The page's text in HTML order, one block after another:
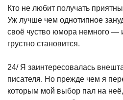
Кто не любит получать
Уж лучше чем однотипное
своё чуство юмора немного —
грустно становится.
24/ Я заинтересовалась
писателя. Но прежде чем я
которым мой выбор пал на